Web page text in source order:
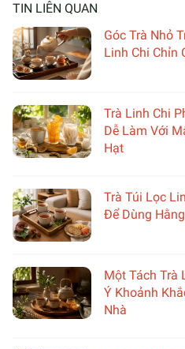
TIN LIÊN QUAN
Góc Trà Nhỏ
Linh Chi Chỉn
Trà Linh Chi
Dễ Làm Với
Hạt
Trà Túi Lọc
Để Dùng
Một Tách Trà
Ý Khoảnh
Nhà